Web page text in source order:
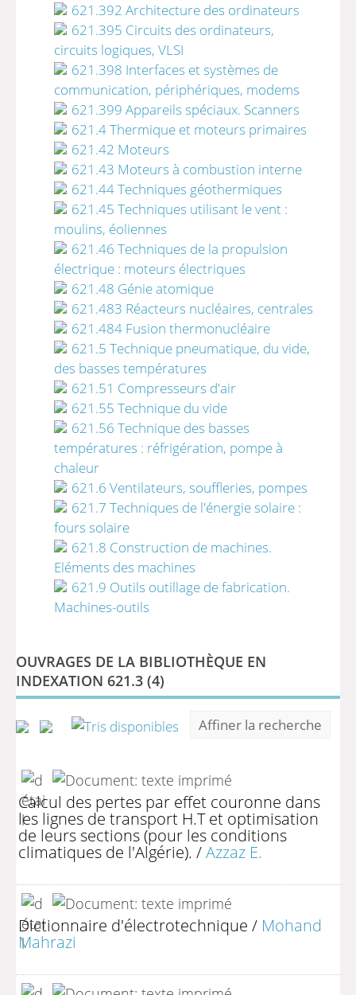
621.392 Architecture des ordinateurs
621.395 Circuits des ordinateurs,
circuits logiques, VLSI
621.398 Interfaces et systèmes de
communication, périphériques, modems
621.399 Appareils spéciaux. Scanners
621.4 Thermique et moteurs primaires
621.42 Moteurs
621.43 Moteurs à combustion interne
621.44 Techniques géothermiques
621.45 Techniques utilisant le vent :
moulins, éoliennes
621.46 Techniques de la propulsion
électrique : moteurs électriques
621.48 Génie atomique
621.483 Réacteurs nucléaires, centrales
621.484 Fusion thermonucléaire
621.5 Technique pneumatique, du vide,
des basses températures
621.51 Compresseurs d'air
621.55 Technique du vide
621.56 Technique des basses
températures : réfrigération, pompe à
chaleur
621.6 Ventilateurs, souffleries, pompes
621.7 Techniques de l'énergie solaire :
fours solaire
621.8 Construction de machines.
Eléments des machines
621.9 Outils outillage de fabrication.
Machines-outils
OUVRAGES DE LA BIBLIOTHÈQUE EN
INDEXATION 621.3 (4)
Affiner la recherche
Calcul des pertes par effet couronne dans
les lignes de transport H.T et optimisation
de leurs sections (pour les conditions
climatiques de l'Algérie). /Azzaz E.
Dictionnaire d'électrotechnique / Mohand
Mahrazi